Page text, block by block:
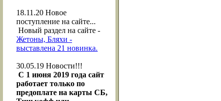
18.11.20 Новое
поступление на сайте...
Новый раздел на сайте -
Жетоны, Бляхи -
выставлена 21 новинка.
30.05.19 Новости!!!
С 1 июня 2019 года сайт
работает только по
предоплате на карты СБ,